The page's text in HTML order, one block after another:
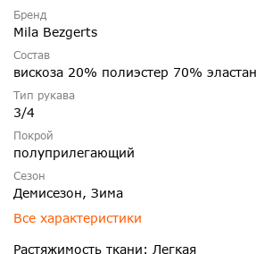
Бренд
Mila Bezgerts
Состав
вискоза 20% полиэстер 70%
Тип рукава
3/4
Покрой
полуприлегающий
Сезон
Демисезон, Зима
Все характеристики
Растяжимость ткани: Легкая